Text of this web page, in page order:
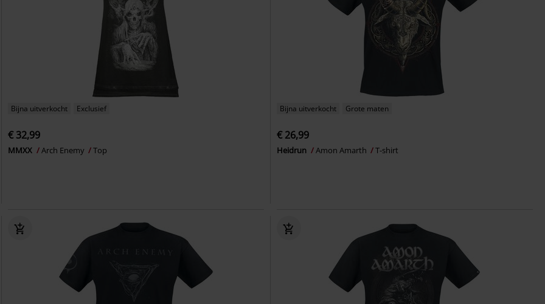
Bijna uitverkocht Exclusief
€ 32,99
MMXX Arch Enemy Top
Bijna uitverkocht Grote maten
€ 26,99
Heidrun Amon Amarth T-shirt